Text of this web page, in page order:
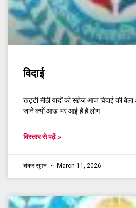
विदाई
खट्टी मीठी यादों को सहेज आज विदाई की बेला
जाने क्यों आंख भर आई है है लोग
विस्तार से पढ़ें »
शंकर सुमन March 11, 2026